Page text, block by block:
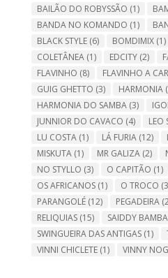
BAILÃO DO ROBYSSÃO (1)
BANDA NO KOMANDO (1)
BLACK STYLE(6) BOMDIMIX(1)
COLETÂNEA(1) EDCITY(2)
FLAVINHO (8) FLAVINHO A
GUIG GHETTO (3) HARMONIA
HARMONIA DO SAMBA(3)
JUNNIOR DO CAVACO (4) LEO
LU COSTA(1) LÁ FURIA(12)
MISKUTA(1) MR GALIZA(2)
NO STYLLO (3) O CAPITÃO (1)
OS AFRICANOS(1) O TROCO
PARANGOLÉ(12) PEGADEIRA
RELIQUIAS(15) SAIDDY BAMBA
SWINGUEIRA DAS ANTIGAS(1)
VINNI CHICLETE(1) VINNY